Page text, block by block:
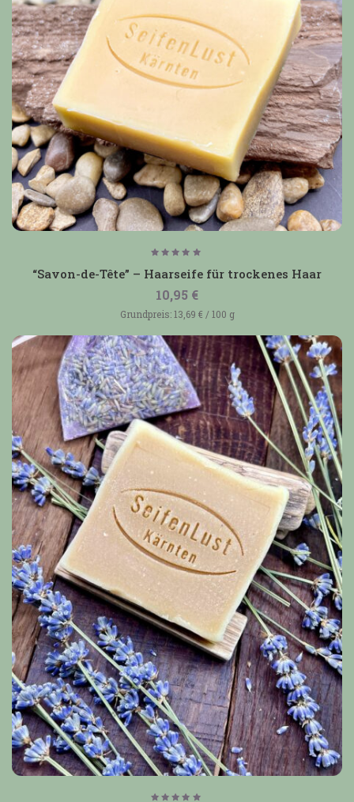
5.00
“Savon-de-Tête” – Haarseife für trockenes Haar
10,95 €
Grundpreis:13,69 € /100 g